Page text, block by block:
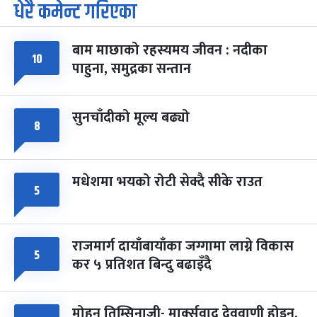
७
आइत
पूर्णिमा व्रत
चैत्र ७, २०८३-Mar 21, 2027
८ फागुपूर्णिमा
चैत्र ८, २०८३-Mar 22, 2027
७ महिना बाँकी
धेरै कमेन्ट गरिएका
१० बाम माछाको रहस्यमय जीवन : नदीका
पाहुना, समुद्रका सन्तान
८ सुनचाँदीको मूल्य बढ्यो
५ मधेशमा भयको रोटी सेक्दै सीके राउत
५ राजमार्ग दायाँबायाँका जग्गामा लाग्ने विकास
कर ५ प्रतिशत बिन्दु बढाइँदै